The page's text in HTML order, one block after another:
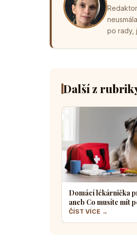
po rady,
Další z
Domácí lékárnička
aneb Co musíte mít
pro případ nouze
ČÍST VÍCE →